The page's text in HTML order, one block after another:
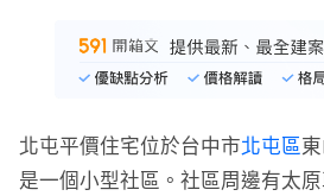
北屯平價住宅位於台中市北屯區
是一個小型社區。社區周邊有太